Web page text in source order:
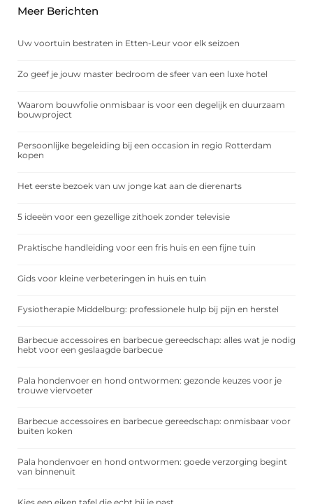
Meer Berichten
Uw voortuin bestraten in Etten-Leur voor elk seizoen
Zo geef je jouw master bedroom de sfeer van een luxe hotel
Waarom bouwfolie onmisbaar is voor een degelijk en duurzaam
bouwproject
Persoonlijke begeleiding bij een occasion in regio Rotterdam
kopen
Het eerste bezoek van uw jonge kat aan de dierenarts
5 ideeën voor een gezellige zithoek zonder televisie
Praktische handleiding voor een fris huis en een fijne tuin
Gids voor kleine verbeteringen in huis en tuin
Fysiotherapie Middelburg: professionele hulp bij pijn en herstel
Barbecue accessoires en barbecue gereedschap: alles wat je nodig
hebt voor een geslaagde barbecue
Pala hondenvoer en hond ontwormen: gezonde keuzes voor je
trouwe viervoeter
Barbecue accessoires en barbecue gereedschap: onmisbaar voor
buiten koken
Pala hondenvoer en hond ontwormen: goede verzorging begint
van binnenuit